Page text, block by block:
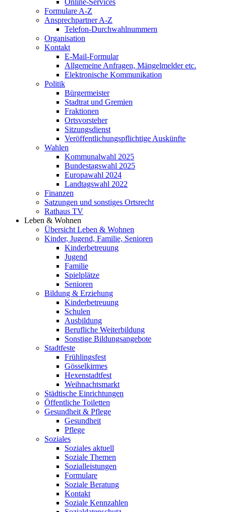
Formulare A-Z
Ansprechpartner A-Z
Telefon-Durchwahlnummern
Organisation
Kontakt
E-Mail-Formular
Allgemeine Anfragen, Mängelmelder etc.
Elektronische Kommunikation
Politik
Bürgermeister
Stadtrat und Gremien
Fraktionen
Ortsvorsteher
Sitzungsdienst
Veröffentlichungspflichtige Auskünfte
Wahlen
Kommunalwahl 2025
Bundestagswahl 2025
Europawahl 2024
Landtagswahl 2022
Finanzen
Satzungen und sonstiges Ortsrecht
Rathaus TV
Leben & Wohnen
Übersicht Leben & Wohnen
Kinder, Jugend, Familie, Senioren
Kinderbetreuung
Jugend
Familie
Spielplätze
Senioren
Bildung & Erziehung
Kinderbetreuung
Schulen
Ausbildung
Berufliche Weiterbildung
Sonstige Bildungsangebote
Stadtfeste
Frühlingsfest
Gösselkirmes
Hexenstadtfest
Weihnachtsmarkt
Städtische Einrichtungen
Öffentliche Toiletten
Gesundheit & Pflege
Gesundheit
Pflege
Soziales
Soziales aktuell
Soziale Themen
Sozialleistungen
Formulare
Soziale Beratung
Kontakt
Soziale Kennzahlen